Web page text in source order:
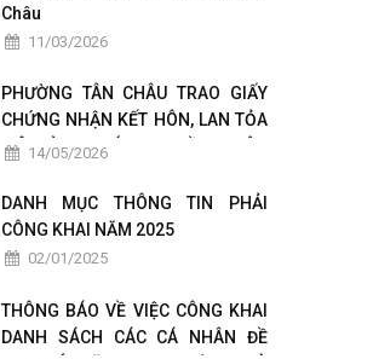
Châu
11/03/2026
PHƯỜNG TÂN CHÂU TRAO GIẤY
CHỨNG NHẬN KẾT HÔN, LAN TỎA
MÔ HÌNH CHÍNH QUYỀN THÂN
14/05/2026
DANH MỤC THÔNG TIN PHẢI
CÔNG KHAI NĂM 2025
02/01/2025
THÔNG BÁO VỀ VIỆC CÔNG KHAI
DANH SÁCH CÁC CÁ NHÂN ĐỀ